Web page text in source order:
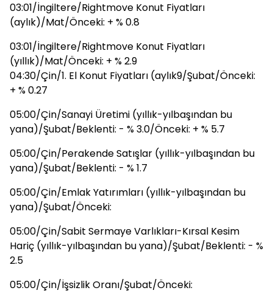
03:01/İngiltere/Rightmove Konut Fiyatları
(aylık)/Mat/Önceki: + % 0.8
03:01/İngiltere/Rightmove Konut Fiyatları
(yıllık)/Mat/Önceki: + % 2.9
04:30/Çin/1. El Konut Fiyatları (aylık9/Şubat/Önceki:
+ % 0.27
05:00/Çin/Sanayi Üretimi (yıllık-yılbaşından bu
yana)/Şubat/Beklenti: - % 3.0/Önceki: + % 5.7
05:00/Çin/Perakende Satışlar (yıllık-yılbaşından bu
yana)/Şubat/Beklenti: - % 1.7
05:00/Çin/Emlak Yatırımları (yıllık-yılbaşından bu
yana)/Şubat/Önceki:
05:00/Çin/Sabit Sermaye Varlıkları-Kırsal Kesim
Hariç (yıllık-yılbaşından bu yana)/Şubat/Beklenti: - %
2.5
05:00/Çin/İşsizlik Oranı/Şubat/Önceki: